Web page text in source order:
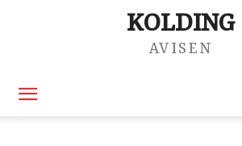
KOLDING
AVISEN